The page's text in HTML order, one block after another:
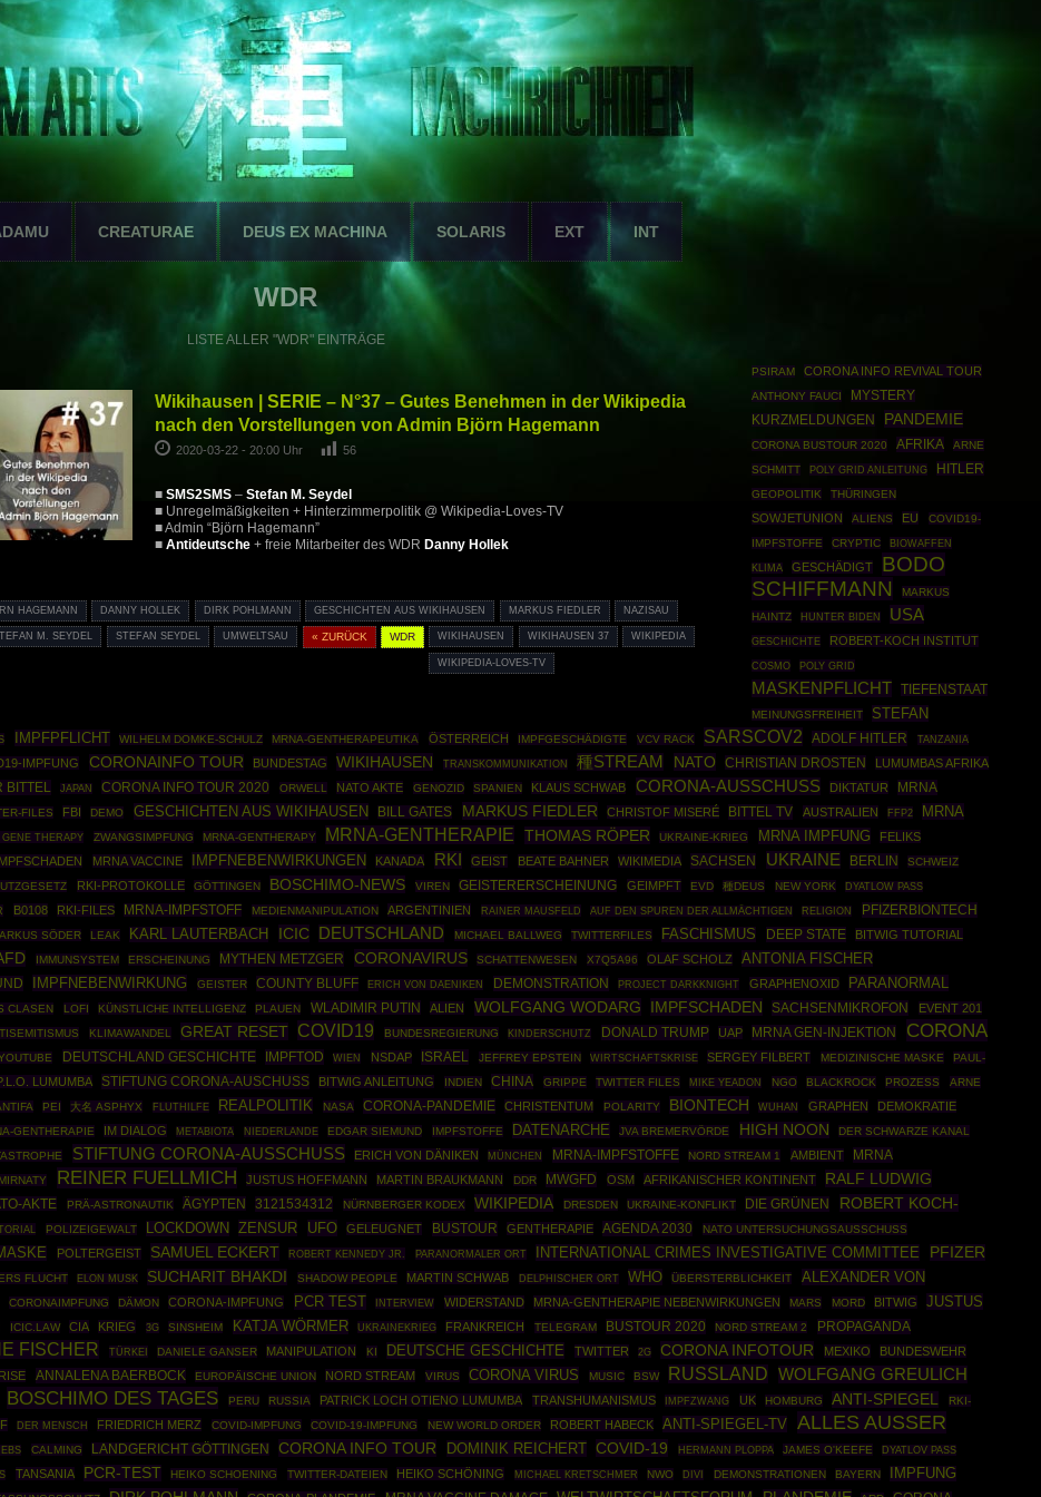
CREATURAE DEUS EX MACHINA SOLARIS EXT INT
WDR
LISTE ALLER "WDR" EINTRÄGE
Wikihausen | SERIE – N°37 – Gutes Benehmen in der Wikipedia
nach den Vorstellungen von Admin Björn Hagemann
2020-03-22 - 20:00 Uhr 56
■ SMS2SMS– Stefan M. Seydel
■ Unregelmäßigkeiten + Hinterzimmerpolitik @ Wikipedia-Loves-TV
■ Admin “Björn Hagemann”
■ Antideutsche+ freie Mitarbeiter des WDR Danny Hollek
HAGEMANN DANNY HOLLEK DIRK POHLMANN GESCHICHTEN AUS WIKIHAUSEN MARKUS FIEDLER NAZISAU
M. SEYDEL STEFAN SEYDEL UMWELTSAU « ZURÜCK WDR WIKIHAUSEN WIKIHAUSEN 37 WIKIPEDIA
WIKIPEDIA-LOVES-TV
PSIRAM CORONA INFO REVIVAL TOUR
ANTHONY FAUCI
MYSTERY
KURZMELDUNGEN
PANDEMIE
CORONA BUSTOUR 2020 AFRIKA
ARNE
SCHMITT
POLY GRID ANLEITUNG HITLER
GEOPOLITIK THÜRINGEN
SOWJETUNION ALIENS EU
COVID19-
IMPFSTOFFE
CRYPTIC BIOWAFFEN
KLIMA GESCHÄDIGT
BODO
SCHIFFMANN
MARKUS
HAINTZ
HUNTER BIDEN USA
GESCHICHTE ROBERT-KOCH INSTITUT
COSMO POLY GRID
MASKENPFLICHT TIEFENSTAAT
MEINUNGSFREIHEIT
STEFAN
IMPFPFLICHT WILHELM DOMKE-SCHULZ MRNA-GENTHERAPEUTIKA ÖSTERREICH IMPFGESCHÄDIGTE VCV RACK SARSCOV2 ADOLF HITLER TANZANIA
IMPFUNG CORONAINFO TOUR BUNDESTAG WIKIHAUSEN TRANSKOMMUNIKATION 種STREAM NATO CHRISTIAN DROSTEN LUMUMBAS AFRIKA
BITTEL JAPAN CORONA INFO TOUR 2020 ORWELL NATO AKTE GENOZID SPANIEN KLAUS SCHWAB CORONA-AUSSCHUSS DIKTATUR
MRNA
FILES FBI DEMO GESCHICHTEN AUS WIKIHAUSEN BILL GATES MARKUS FIEDLER CHRISTOF MISERÉ BITTEL TV AUSTRALIEN FFP2
MRNA
GENE THERAPY ZWANGSIMPFUNG MRNA-GENTHERAPY MRNA-GENTHERAPIE THOMAS RÖPER UKRAINE-KRIEG MRNA IMPFUNG FELIKS
MRNA VACCINE IMPFNEBENWIRKUNGEN KANADA RKI GEIST BEATE BAHNER WIKIMEDIA SACHSEN UKRAINE BERLIN
SCHWEIZ
RKI-PROTOKOLLE GÖTTINGEN BOSCHIMO-NEWS VIREN GEISTERERSCHEINUNG GEIMPFT EVD 種DEUS NEW YORK DYATLOW PASS
B0108 RKI-FILES MRNA-IMPFSTOFF MEDIENMANIPULATION ARGENTINIEN RAINER MAUSFELD AUF DEN SPUREN DER ALLMÄCHTIGEN RELIGION PFIZERBIONTECH
SÖDER LEAK KARL LAUTERBACH ICIC DEUTSCHLAND MICHAEL BALLWEG TWITTERFILES FASCHISMUS DEEP STATE
BITWIG TUTORIAL
IMMUNSYSTEM ERSCHEINUNG MYTHEN METZGER CORONAVIRUS SCHATTENWESEN X7Q5A96 OLAF SCHOLZ ANTONIA FISCHER
IMPFNEBENWIRKUNG GEISTER COUNTY BLUFF ERICH VON DAENIKEN DEMONSTRATION PROJECT DARKKNIGHT GRAPHENOXID PARANORMAL
CLASEN LOFI KÜNSTLICHE INTELLIGENZ PLAUEN WLADIMIR PUTIN ALIEN WOLFGANG WODARG IMPFSCHADEN SACHSENMIKROFON
EVENT 201
KLIMAWANDEL GREAT RESET COVID19 BUNDESREGIERUNG KINDERSCHUTZ DONALD TRUMP UAP MRNA GEN-INJEKTION CORONA
DEUTSCHLAND GESCHICHTE IMPFTOD WIEN NSDAP ISRAEL JEFFREY EPSTEIN WIRTSCHAFTSKRISE SERGEY FILBERT MEDIZINISCHE MASKE
PAUL-
LUMUMBA STIFTUNG CORONA-AUSCHUSS BITWIG ANLEITUNG INDIEN CHINA GRIPPE TWITTER FILES MIKE YEADON NGO BLACKROCK PROZESS
ARNE
PEI 大名 ASPHYX FLUTHILFE REALPOLITIK NASA CORONA-PANDEMIE CHRISTENTUM POLARITY BIONTECH WUHAN GRAPHEN DEMOKRATIE
GENTHERAPIE IM DIALOG METABIOTA NIEDERLANDE EDGAR SIEMUND IMPFSTOFFE DATENARCHE JVA BREMERVÖRDE HIGH NOON DER SCHWARZE KANAL
STIFTUNG CORONA-AUSSCHUSS ERICH VON DÄNIKEN MÜNCHEN MRNA-IMPFSTOFFE NORD STREAM 1 AMBIENT
MRNA
REINER FUELLMICH JUSTUS HOFFMANN MARTIN BRAUKMANN DDR MWGFD OSM AFRIKANISCHER KONTINENT RALF LUDWIG
AKTE PRÄ-ASTRONAUTIK ÄGYPTEN 3121534312 NÜRNBERGER KODEX WIKIPEDIA DRESDEN UKRAINE-KONFLIKT DIE GRÜNEN
ROBERT KOCH-
POLIZEIGEWALT LOCKDOWN ZENSUR UFO GELEUGNET BUSTOUR GENTHERAPIE AGENDA 2030 NATO UNTERSUCHUNGSAUSSCHUSS
POLTERGEIST SAMUEL ECKERT ROBERT KENNEDY JR. PARANORMALER ORT INTERNATIONAL CRIMES INVESTIGATIVE COMMITTEE PFIZER
FLUCHT ELON MUSK SUCHARIT BHAKDI SHADOW PEOPLE MARTIN SCHWAB DELPHISCHER ORT WHO ÜBERSTERBLICHKEIT
ALEXANDER VON
CORONAIMPFUNG DÄMON CORONA-IMPFUNG PCR TEST INTERVIEW WIDERSTAND MRNA-GENTHERAPIE NEBENWIRKUNGEN MARS MORD BITWIG
JUSTUS
ICIC.LAW CIA KRIEG 3G SINSHEIM KATJA WÖRMER UKRAINEKRIEG FRANKREICH TELEGRAM BUSTOUR 2020 NORD STREAM 2 PROPAGANDA
FISCHER TÜRKEI DANIELE GANSER MANIPULATION KI DEUTSCHE GESCHICHTE TWITTER 2G CORONA INFOTOUR MEXIKO BUNDESWEHR
ANNALENA BAERBOCK EUROPÄISCHE UNION NORD STREAM VIRUS CORONA VIRUS MUSIC BSW RUSSLAND WOLFGANG GREULICH
BOSCHIMO DES TAGES PERU RUSSIA PATRICK LOCH OTIENO LUMUMBA TRANSHUMANISMUS IMPFZWANG UK HOMBURG ANTI-SPIEGEL
RKI-
DER MENSCH FRIEDRICH MERZ COVID-IMPFUNG COVID-19-IMPFUNG NEW WORLD ORDER ROBERT HABECK ANTI-SPIEGEL-TV ALLES AUSSER
CALMING LANDGERICHT GÖTTINGEN CORONA INFO TOUR DOMINIK REICHERT COVID-19 HERMANN PLOPPA JAMES O'KEEFE DYATLOV PASS
TANSANIA PCR-TEST HEIKO SCHOENING TWITTER-DATEIEN HEIKO SCHÖNING MICHAEL KRETSCHMER NWO DIVI DEMONSTRATIONEN BAYERN IMPFUNG